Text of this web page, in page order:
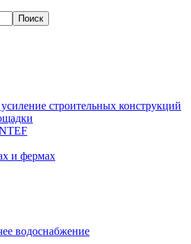
строительных конструкций
и фермах
водоснабжение